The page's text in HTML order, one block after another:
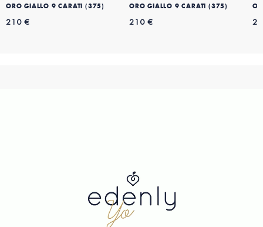
ORO GIALLO 9 CARATI (375)
210 €
ORO GIALLO 9 CARATI (375)
210 €